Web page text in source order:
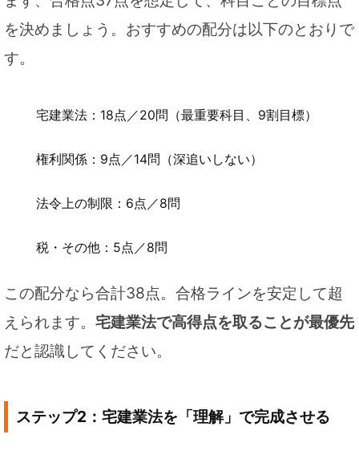
を決めましょう。おすすめの配分は以下のとおりで
す。
宅建業法：18点／20問（最重要科目、9割目標）
権利関係：9点／14問（深追いしない）
法令上の制限：6点／8問
税・その他：5点／8問
この配分なら合計38点。合格ラインを安定して超
えられます。 宅建業法で高得点を取ることが最優先
だと認識してください。
ステップ2：宅建業法を「理解」で完成させる